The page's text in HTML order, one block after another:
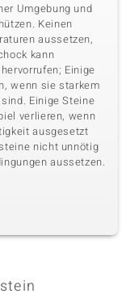
Umgebung und
Keinen
aussetzen,
kann
Einige
wenn sie starkem
Einige Steine
verlieren, wenn
ausgesetzt
nicht unnötig
aussetzen.